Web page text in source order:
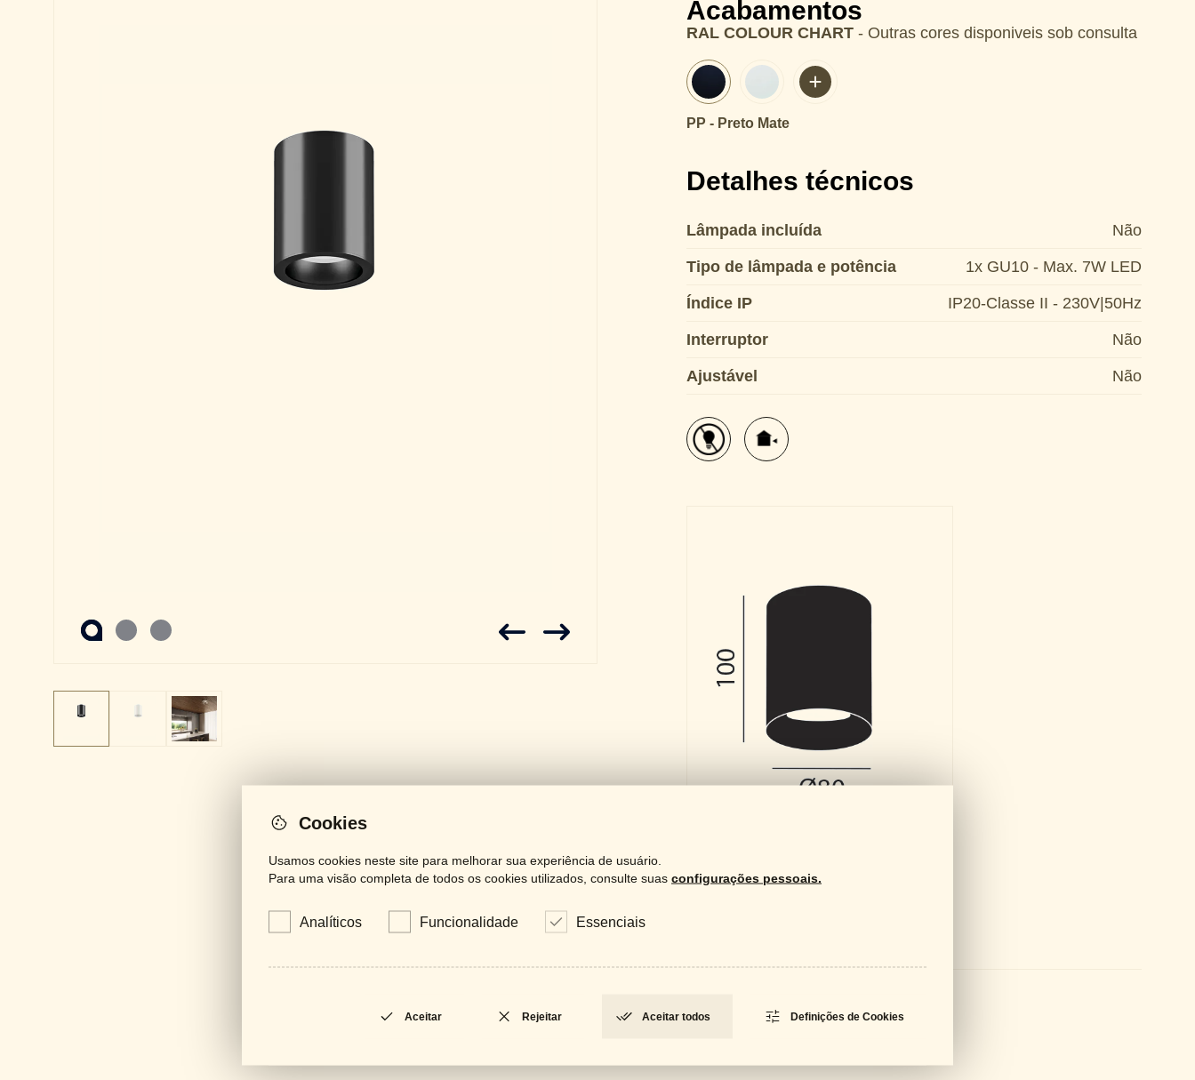
Acabamentos
RAL COLOUR CHART - Outras cores disponiveis sob consulta
PP - Preto Mate
Detalhes técnicos
Lâmpada incluída Não
Tipo de lâmpada e potência 1x GU10 - Max. 7W LED
Índice IP IP20-Classe II - 230V|50Hz
Interruptor Não
Ajustável Não
Cookies
Usamos cookies neste site para melhorar sua experiência de usuário.
Para uma visão completa de todos os cookies utilizados, consulte suas configurações pessoais.
Analíticos Funcionalidade Essenciais
Aceitar Rejeitar Aceitar todos Definições de Cookies